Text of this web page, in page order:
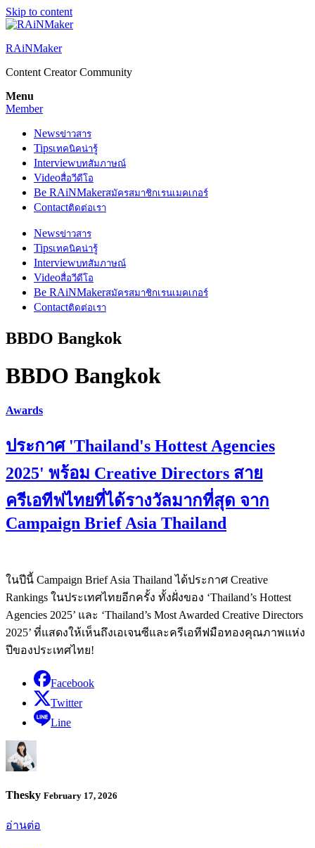
Skip to content
RAiNMaker
Content Creator Community
Menu
Member
Newsข่าวสาร
Tipsเทคนิคน่ารู้
Interviewบทสัมภาษณ์
Videoสื่อวีดีโอ
Be RAiNMakerสมัครสมาชิกเรนเมคเกอร์
Contactติดต่อเรา
Newsข่าวสาร
Tipsเทคนิคน่ารู้
Interviewบทสัมภาษณ์
Videoสื่อวีดีโอ
Be RAiNMakerสมัครสมาชิกเรนเมคเกอร์
Contactติดต่อเรา
BBDO Bangkok
BBDO Bangkok
Awards
ประกาศ 'Thailand's Hottest Agencies
2025' พร้อม Creative Directors สาย
ครีเอทีฟไทยที่ได้รางวัลมากที่สุด จาก
Campaign Brief Asia Thailand
ในปีนี้ Campaign Brief Asia Thailand ได้ประกาศ Creative
Rankings ในประเทศไทยอีกครั้ง ทั้งฝั่งของ ‘Thailand’s Hottest
Agencies 2025’ และ ‘Thailand’s Most Awarded Creative Directors
2025’ ที่แสดงให้เห็นถึงเอเจนซีและครีเอทีฟมือทองคุณภาพแห่ง
ปีของประเทศไทย!
Facebook
Twitter
Line
Thesky February 17, 2026
อ่านต่อ